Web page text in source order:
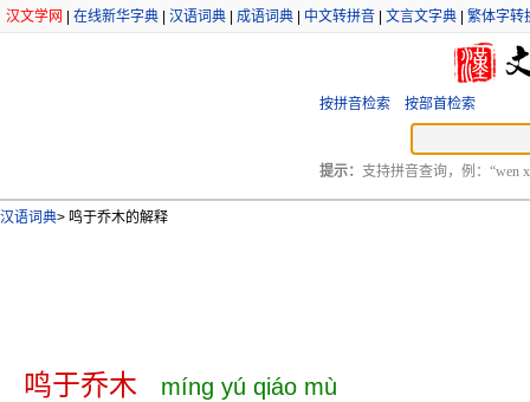
汉文学网 在线新华字典 汉语词典 成语词典 中文转拼音 文言文字典 繁体字转
按拼音检索 按部首检索
提示： 支持拼音查询，例：“wen
汉语词典> 鸣于乔木的解释
鸣于乔木 míng yú qiáo mù